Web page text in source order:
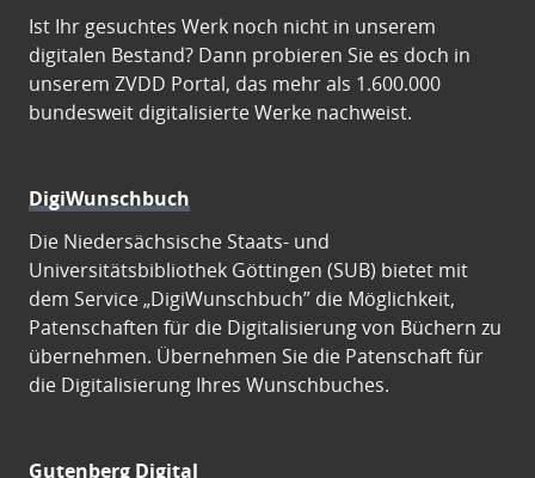
Ist Ihr gesuchtes Werk noch nicht in unserem
digitalen Bestand? Dann probieren Sie es doch in
unserem ZVDD Portal, das mehr als 1.600.000
bundesweit digitalisierte Werke nachweist.
DigiWunschbuch
Die Niedersächsische Staats- und
Universitätsbibliothek Göttingen (SUB) bietet mit
dem Service „DigiWunschbuch” die Möglichkeit,
Patenschaften für die Digitalisierung von Büchern zu
übernehmen. Übernehmen Sie die Patenschaft für
die Digitalisierung Ihres Wunschbuches.
Gutenberg Digital